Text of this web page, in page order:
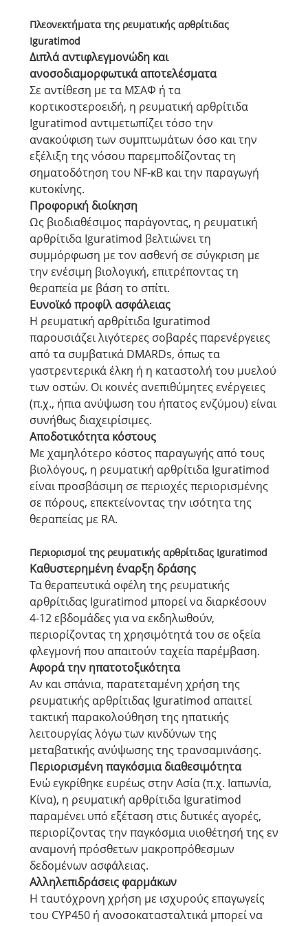
Πλεονεκτήματα της ρευματικής αρθρίτιδας
Iguratimod
Διπλά αντιφλεγμονώδη και
ανοσοδιαμορφωτικά αποτελέσματα
Σε αντίθεση με τα ΜΣΑΦ ή τα
κορτικοστεροειδή, η ρευματική αρθρίτιδα
Iguratimod αντιμετωπίζει τόσο την
ανακούφιση των συμπτωμάτων όσο και την
εξέλιξη της νόσου παρεμποδίζοντας τη
σηματοδότηση του NF-κΒ και την παραγωγή
κυτοκίνης.
Προφορική διοίκηση
Ως βιοδιαθέσιμος παράγοντας, η ρευματική
αρθρίτιδα Iguratimod βελτιώνει τη
συμμόρφωση με τον ασθενή σε σύγκριση με
την ενέσιμη βιολογική, επιτρέποντας τη
θεραπεία με βάση το σπίτι.
Ευνοϊκό προφίλ ασφάλειας
Η ρευματική αρθρίτιδα Iguratimod
παρουσιάζει λιγότερες σοβαρές παρενέργειες
από τα συμβατικά DMARDs, όπως τα
γαστρεντερικά έλκη ή η καταστολή του μυελού
των οστών. Οι κοινές ανεπιθύμητες ενέργειες
(π.χ., ήπια ανύψωση του ήπατος ενζύμου) είναι
συνήθως διαχειρίσιμες.
Αποδοτικότητα κόστους
Με χαμηλότερο κόστος παραγωγής από τους
βιολόγους, η ρευματική αρθρίτιδα Iguratimod
είναι προσβάσιμη σε περιοχές περιορισμένης
σε πόρους, επεκτείνοντας την ισότητα της
θεραπείας με RA.
Περιορισμοί της ρευματικής αρθρίτιδας Iguratimod
Καθυστερημένη έναρξη δράσης
Τα θεραπευτικά οφέλη της ρευματικής
αρθρίτιδας Iguratimod μπορεί να διαρκέσουν
4-12 εβδομάδες για να εκδηλωθούν,
περιορίζοντας τη χρησιμότητά του σε οξεία
φλεγμονή που απαιτούν ταχεία παρέμβαση.
Αφορά την ηπατοτοξικότητα
Αν και σπάνια, παρατεταμένη χρήση της
ρευματικής αρθρίτιδας Iguratimod απαιτεί
τακτική παρακολούθηση της ηπατικής
λειτουργίας λόγω των κινδύνων της
μεταβατικής ανύψωσης της τρανσαμινάσης.
Περιορισμένη παγκόσμια διαθεσιμότητα
Ενώ εγκρίθηκε ευρέως στην Ασία (π.χ. Ιαπωνία,
Κίνα), η ρευματική αρθρίτιδα Iguratimod
παραμένει υπό εξέταση στις δυτικές αγορές,
περιορίζοντας την παγκόσμια υιοθέτησή της εν
αναμονή πρόσθετων μακροπρόθεσμων
δεδομένων ασφάλειας.
Αλληλεπιδράσεις φαρμάκων
Η ταυτόχρονη χρήση με ισχυρούς επαγωγείς
του CYP450 ή ανοσοκατασταλτικά μπορεί να